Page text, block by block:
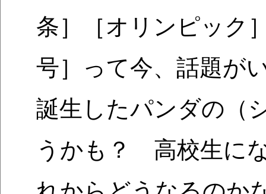
条］［オリンピック
号］って今、話題が
誕生したパンダの（
うかも？ 高校生に